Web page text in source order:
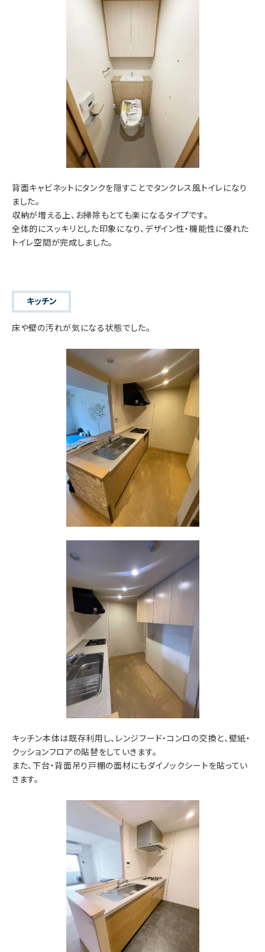
背面キャビネットにタンクを隠すことでタンクレス風トイレになり
ました。
収納が増える上、お掃除もとても楽になるタイプです。
全体的にスッキリとした印象になり、デザイン性・機能性に優れた
トイレ空間が完成しました。
キッチン
床や壁の汚れが気になる状態でした。
キッチン本体は既存利用し、レンジフード・コンロの交換と、壁紙・
クッションフロアの貼替をしていきます。
また、下台・背面吊り戸棚の面材にもダイノックシートを貼ってい
きます。